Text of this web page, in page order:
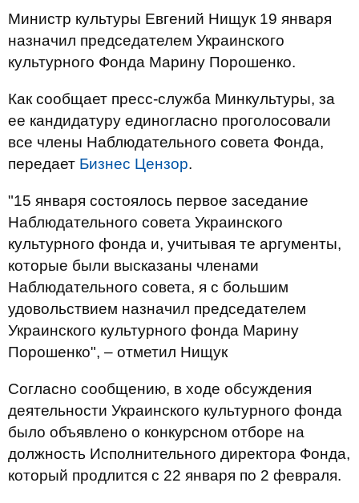
Министр культуры Евгений Нищук 19 января
назначил председателем Украинского
культурного Фонда Марину Порошенко.
Как сообщает пресс-служба Минкультуры, за
ее кандидатуру единогласно проголосовали
все члены Наблюдательного совета Фонда,
передает Бизнес Цензор.
"15 января состоялось первое заседание
Наблюдательного совета Украинского
культурного фонда и, учитывая те аргументы,
которые были высказаны членами
Наблюдательного совета, я с большим
удовольствием назначил председателем
Украинского культурного фонда Марину
Порошенко", – отметил Нищук
Согласно сообщению, в ходе обсуждения
деятельности Украинского культурного фонда
было объявлено о конкурсном отборе на
должность Исполнительного директора Фонда,
который продлится с 22 января по 2 февраля.